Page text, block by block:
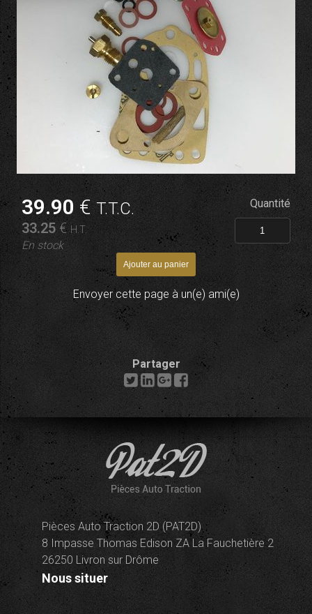
39.90 €T.T.C.
33.25€H.T.
En stock
Quantité
Envoyer cette page à un(e) ami(e)
Partager
Pièces Auto Traction 2D (PAT2D)
8 Impasse Thomas Edison ZA La Fauchetière 2
26250 Livron sur Drôme
Nous situer